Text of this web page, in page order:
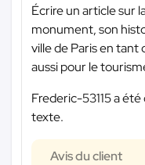
Écrire un article sur
monument, son
ville de Paris en
aussi pour le
Frederic-53115 a
texte.
Avis du client